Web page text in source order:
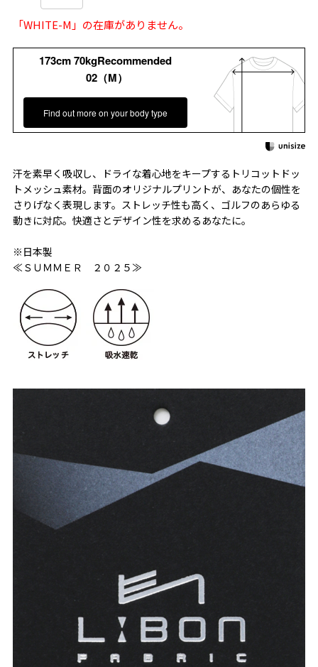
「WHITE-M」の在庫がありません。
173cm 70kgRecommended
02（M）
Find out more on your body type
汗を素早く吸収し、ドライな着心地をキープするトリコットドッ
トメッシュ素材。背面のオリジナルプリントが、あなたの個性を
さりげなく表現します。ストレッチ性も高く、ゴルフのあらゆる
動きに対応。快適さとデザイン性を求めるあなたに。
※日本製
≪ＳＵＭＭＥＲ ２０２５≫